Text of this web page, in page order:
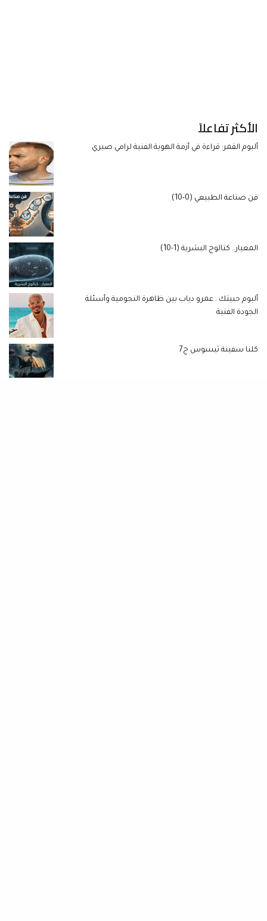
الأكثر تفاعلاً
ألبوم القمر: قراءة في أزمة الهوية الفنية لرامي صبري
فن صناعة الطبيعي (0-10)
المعيار.. كتالوج البشرية (1-10)
ألبوم حبيتك : عمرو دياب بين ظاهرة النجومية وأسئلة
الجودة الفنية
كلنا سفينة ثيسوس ج7